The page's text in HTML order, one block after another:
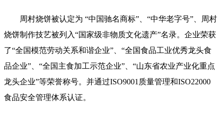
周村烧饼被认定为 “中国驰名商标”、“中华老字号”、周村
烧饼制作技艺被列入“国家级非物质文化遗产”名录。企业荣获
了“全国模范劳动关系和谐企业”、“全国食品工业优秀龙头食
品企业”、“全国主食加工示范企业”、“山东省农业产业化重点
龙头企业”等荣誉称号。并通过ISO9001质量管理和ISO22000
食品安全管理体系认证。